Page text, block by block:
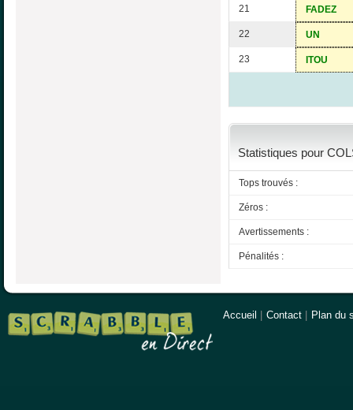
21 FADEZ
22 UN
23 ITOU
Statistiques pour
Tops trouvés :
Zéros :
Avertissements :
Pénalités :
Accueil Contact Plan du